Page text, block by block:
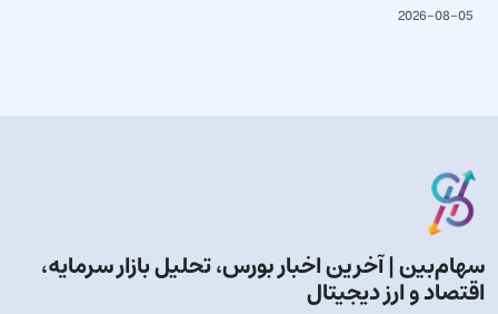
2026-08-05
سهام‌بین | آخرین اخبار بورس، تحلیل بازار سرمایه،
اقتصاد و ارز دیجیتال